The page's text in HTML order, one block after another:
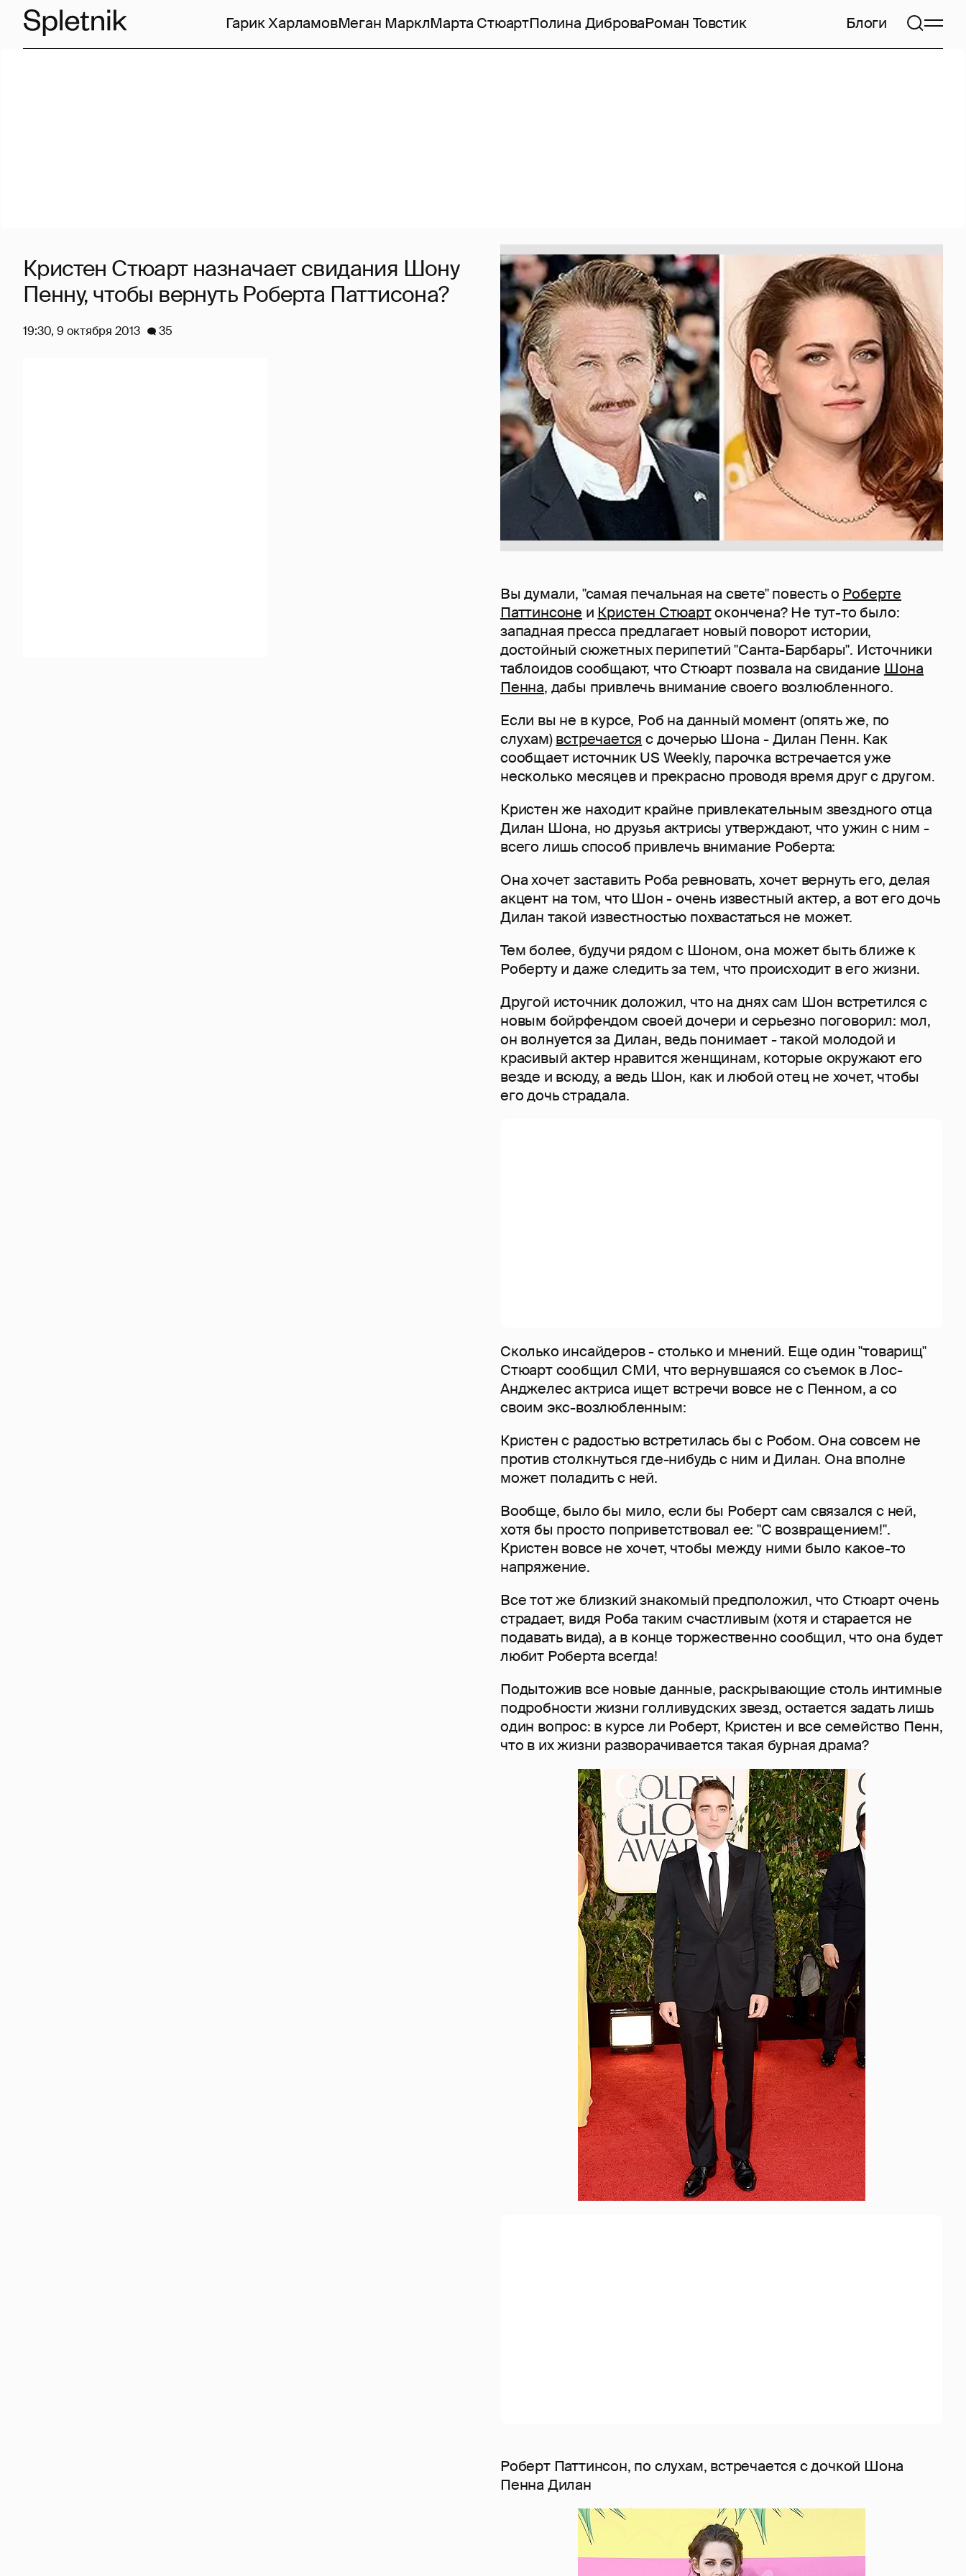
Гарик ХарламовМеган МарклМарта СтюартПолина ДиброваРоман Товстик Блоги
Вы думали, "самая печальная на свете" повесть о Роберте
Паттинсоне и Кристен Стюартокончена? Не тут-то было:
западная пресса предлагает новый поворот истории,
достойный сюжетных перипетий "Санта-Барбары". Источники
таблоидов сообщают, что Стюарт позвала на свидание Шона
Пенна, дабы привлечь внимание своего возлюбленного.
Если вы не в курсе, Роб на данный момент (опять же, по
слухам)встречается с дочерью Шона - Дилан Пенн. Как
сообщает источник US Weekly, парочка встречается уже
несколько месяцев и прекрасно проводя время друг с другом.
Кристен же находит крайне привлекательным звездного отца
Дилан Шона, но друзья актрисы утверждают, что ужин с ним -
всего лишь способ привлечь внимание Роберта:
Она хочет заставить Роба ревновать, хочет вернуть его, делая
акцент на том, что Шон - очень известный актер, а вот его дочь
Дилан такой известностью похвастаться не может.
Тем более, будучи рядом с Шоном, она может быть ближе к
Роберту и даже следить за тем, что происходит в его жизни.
Другой источник доложил, что на днях сам Шон встретился с
новым бойрфендом своей дочери и серьезно поговорил: мол,
он волнуется за Дилан, ведь понимает - такой молодой и
красивый актер нравится женщинам, которые окружают его
везде и всюду, а ведь Шон, как и любой отец не хочет, чтобы
его дочь страдала.
Сколько инсайдеров - столько и мнений. Еще один "товарищ"
Стюарт сообщил СМИ, что вернувшаяся со съемок в Лос-
Анджелес актриса ищет встречи вовсе не с Пенном, а со
своим экс-возлюбленным:
Кристен с радостью встретилась бы с Робом. Она совсем не
против столкнуться где-нибудь с ним и Дилан. Она вполне
может поладить с ней.
Вообще, было бы мило, если бы Роберт сам связался с ней,
хотя бы просто поприветствовал ее: "С возвращением!".
Кристен вовсе не хочет, чтобы между ними было какое-то
напряжение.
Все тот же близкий знакомый предположил, что Стюарт очень
страдает, видя Роба таким счастливым (хотя и старается не
подавать вида), а в конце торжественно сообщил, что она будет
любит Роберта всегда!
Подытожив все новые данные, раскрывающие столь интимные
подробности жизни голливудских звезд, остается задать лишь
один вопрос: в курсе ли Роберт, Кристен и все семейство Пенн,
что в их жизни разворачивается такая бурная драма?
Роберт Паттинсон, по слухам, встречается с дочкой Шона
Пенна Дилан
Кристен Стюарт назначает свидания Шону
Пенну, чтобы вернуть Роберта Паттисона?
19:30, 9 октября 2013 35